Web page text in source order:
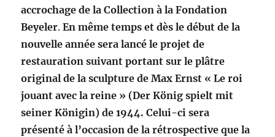
accrochage de la Collection à la Fondation
Beyeler.En même temps et dès le début de la
nouvelle année sera lancé le projet de
restauration suivant portant sur le plâtre
original de la sculpture de Max Ernst « Le roi
jouant avec la reine » (Der König spielt mit
seiner Königin) de 1944. Celui-ci sera
présenté à l’occasion de la rétrospective que la